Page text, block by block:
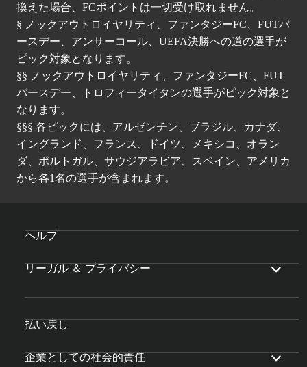
換えた場合、FCポイントは一切受け取れません。
§ ノックアウトロイヤリティ、ファンタジーFC、FUTバ
ースデー、アンサーコール、UEFA決勝への道の選手が
ピック対象となります。
§§ ノックアウトロイヤリティ、ファンタジーFC、FUT
バースデー、トロフィータイタンの選手がピック対象と
なります。
§§§ 各ピックには、アルゼンチン、ブラジル、カナダ、
イングランド、フランス、ドイツ、メキシコ、オラン
ダ、ポルトガル、サウジアラビア、スペイン、アメリカ
から各1名の選手が含まれます。
ヘルプ
リーガル ＆ プライバシー
払い戻し
企業としての社会的責任